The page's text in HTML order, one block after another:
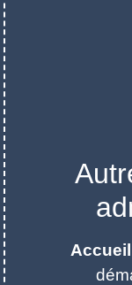
Accueil